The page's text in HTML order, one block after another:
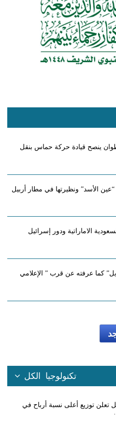
ينصح قيادة حركة حماس بنقل
الأسد” ونظيرتها في مطار أربيل
الاماراتية ودور إسرائيل
كما عرفته عن قرب ” الإعلامي
الكل تكنولوجيا
تعلن توزيع أعلى نسبة أرباح في